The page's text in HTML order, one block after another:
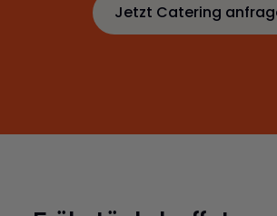
Jetzt Catering
Jetzt Catering